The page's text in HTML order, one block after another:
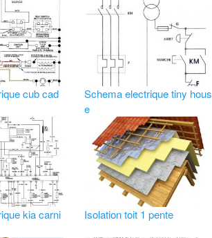
cub cad
Schema electrique tiny hous
e
kia carni
Isolation toit 1 pente